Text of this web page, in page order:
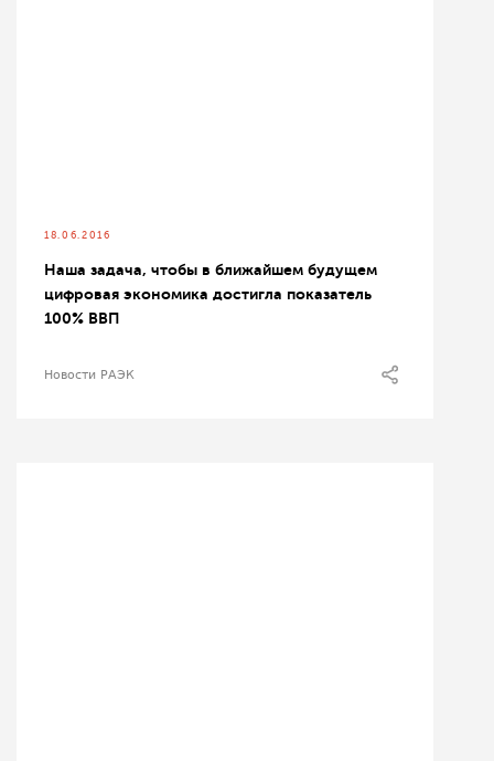
18.06.2016
Наша задача, чтобы в ближайшем будущем
цифровая экономика достигла показатель
100% ВВП
Новости РАЭК